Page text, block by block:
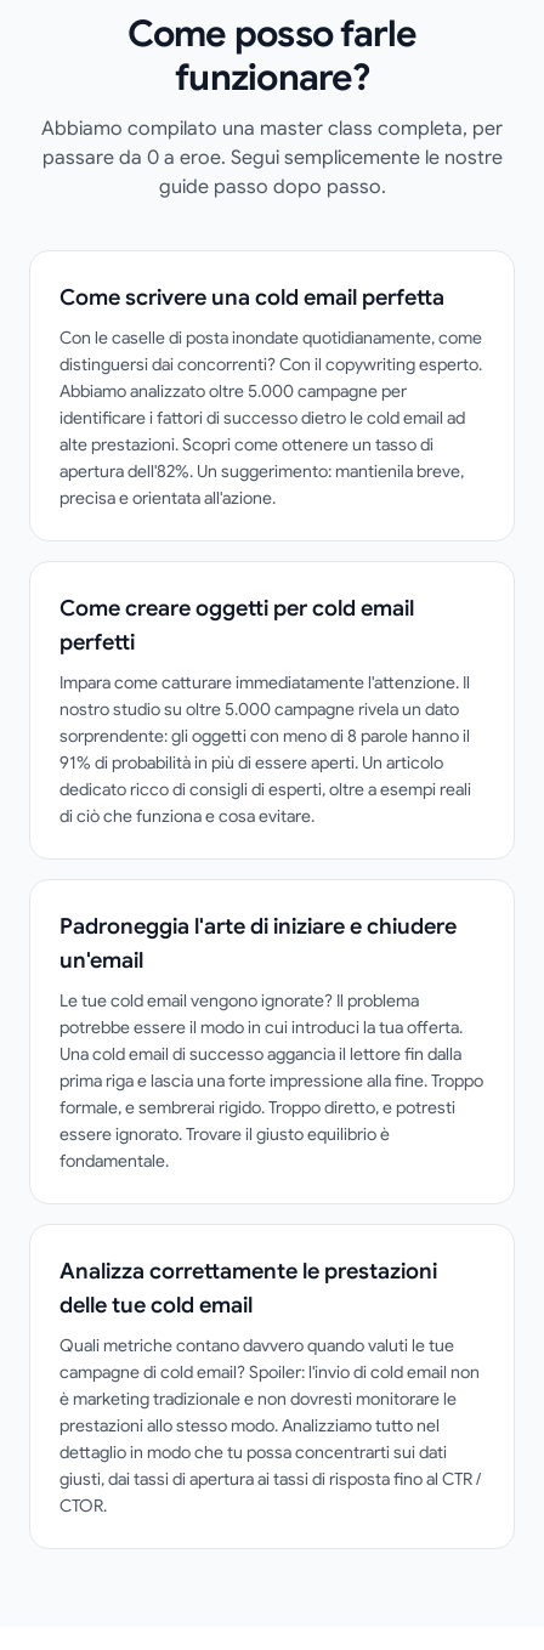
Come posso farle
funzionare?
Abbiamo compilato una master class completa, per
passare da 0 a eroe. Segui semplicemente le nostre
guide passo dopo passo.
Come scrivere una cold email perfetta
Con le caselle di posta inondate quotidianamente, come
distinguersi dai concorrenti? Con il copywriting esperto.
Abbiamo analizzato oltre 5.000 campagne per
identificare i fattori di successo dietro le cold email ad
alte prestazioni. Scopri come ottenere un tasso di
apertura dell'82%. Un suggerimento: mantienila breve,
precisa e orientata all'azione.
Come creare oggetti per cold email
perfetti
Impara come catturare immediatamente l'attenzione. Il
nostro studio su oltre 5.000 campagne rivela un dato
sorprendente: gli oggetti con meno di 8 parole hanno il
91% di probabilità in più di essere aperti. Un articolo
dedicato ricco di consigli di esperti, oltre a esempi reali
di ciò che funziona e cosa evitare.
Padroneggia l'arte di iniziare e chiudere
un'email
Le tue cold email vengono ignorate? Il problema
potrebbe essere il modo in cui introduci la tua offerta.
Una cold email di successo aggancia il lettore fin dalla
prima riga e lascia una forte impressione alla fine. Troppo
formale, e sembrerai rigido. Troppo diretto, e potresti
essere ignorato. Trovare il giusto equilibrio è
fondamentale.
Analizza correttamente le prestazioni
delle tue cold email
Quali metriche contano davvero quando valuti le tue
campagne di cold email? Spoiler: l'invio di cold email non
è marketing tradizionale e non dovresti monitorare le
prestazioni allo stesso modo. Analizziamo tutto nel
dettaglio in modo che tu possa concentrarti sui dati
giusti, dai tassi di apertura ai tassi di risposta fino al CTR /
CTOR.